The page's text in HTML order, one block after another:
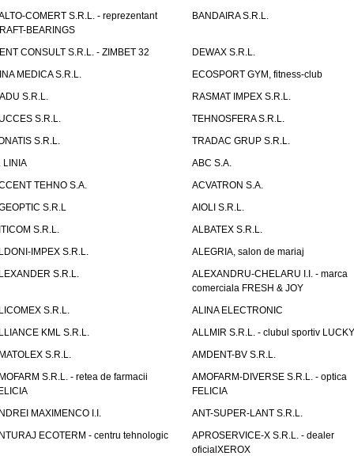
COMERT S.R.L. - reprezentant
BEARINGS
BANDAIRA S.R.L.
CONSULT S.R.L. - ZIMBET 32
DEWAX S.R.L.
MEDICA S.R.L.
ECOSPORT GYM, fitness-club
S.R.L.
RASMAT IMPEX S.R.L.
S.R.L.
TEHNOSFERA S.R.L.
S.R.L.
TRADAC GRUP S.R.L.
LINIA
ABC S.A.
TEHNO S.A.
ACVATRON S.A.
S.R.L
AIOLI S.R.L.
S.R.L.
ALBATEX S.R.L.
IMPEX S.R.L.
ALEGRIA, salon de mariaj
S.R.L.
ALEXANDRU-CHELARU I.I. - marca
comerciala FRESH & JOY
S.R.L.
ALINA ELECTRONIC
KML S.R.L.
ALLMIR S.R.L. - clubul sportiv
S.R.L.
AMDENT-BV S.R.L.
S.R.L. - retea de farmacii
AMOFARM-DIVERSE S.R.L. - optica
FELICIA
MAXIMENCO I.I.
ANT-SUPER-LANT S.R.L.
ECOTERM - centru tehnologic
APROSERVICE-X S.R.L. - dealer
oficialXEROX